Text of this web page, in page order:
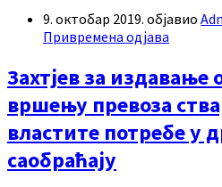
9. октобар 2019. објавио
Привремена одјава
Захтјев за издавање
вршењу превоза
властите потребе у
саобраћају